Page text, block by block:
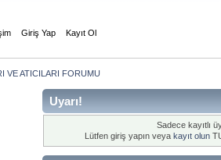
Giriş Yap Kayıt Ol
VE ATICILARI FORUMU
Uyarı!
Sadece kayıtlı
Lütfen giriş yapın veya kayıt olun